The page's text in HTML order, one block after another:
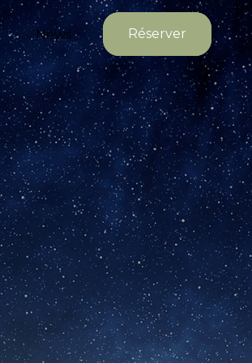
News Réserver